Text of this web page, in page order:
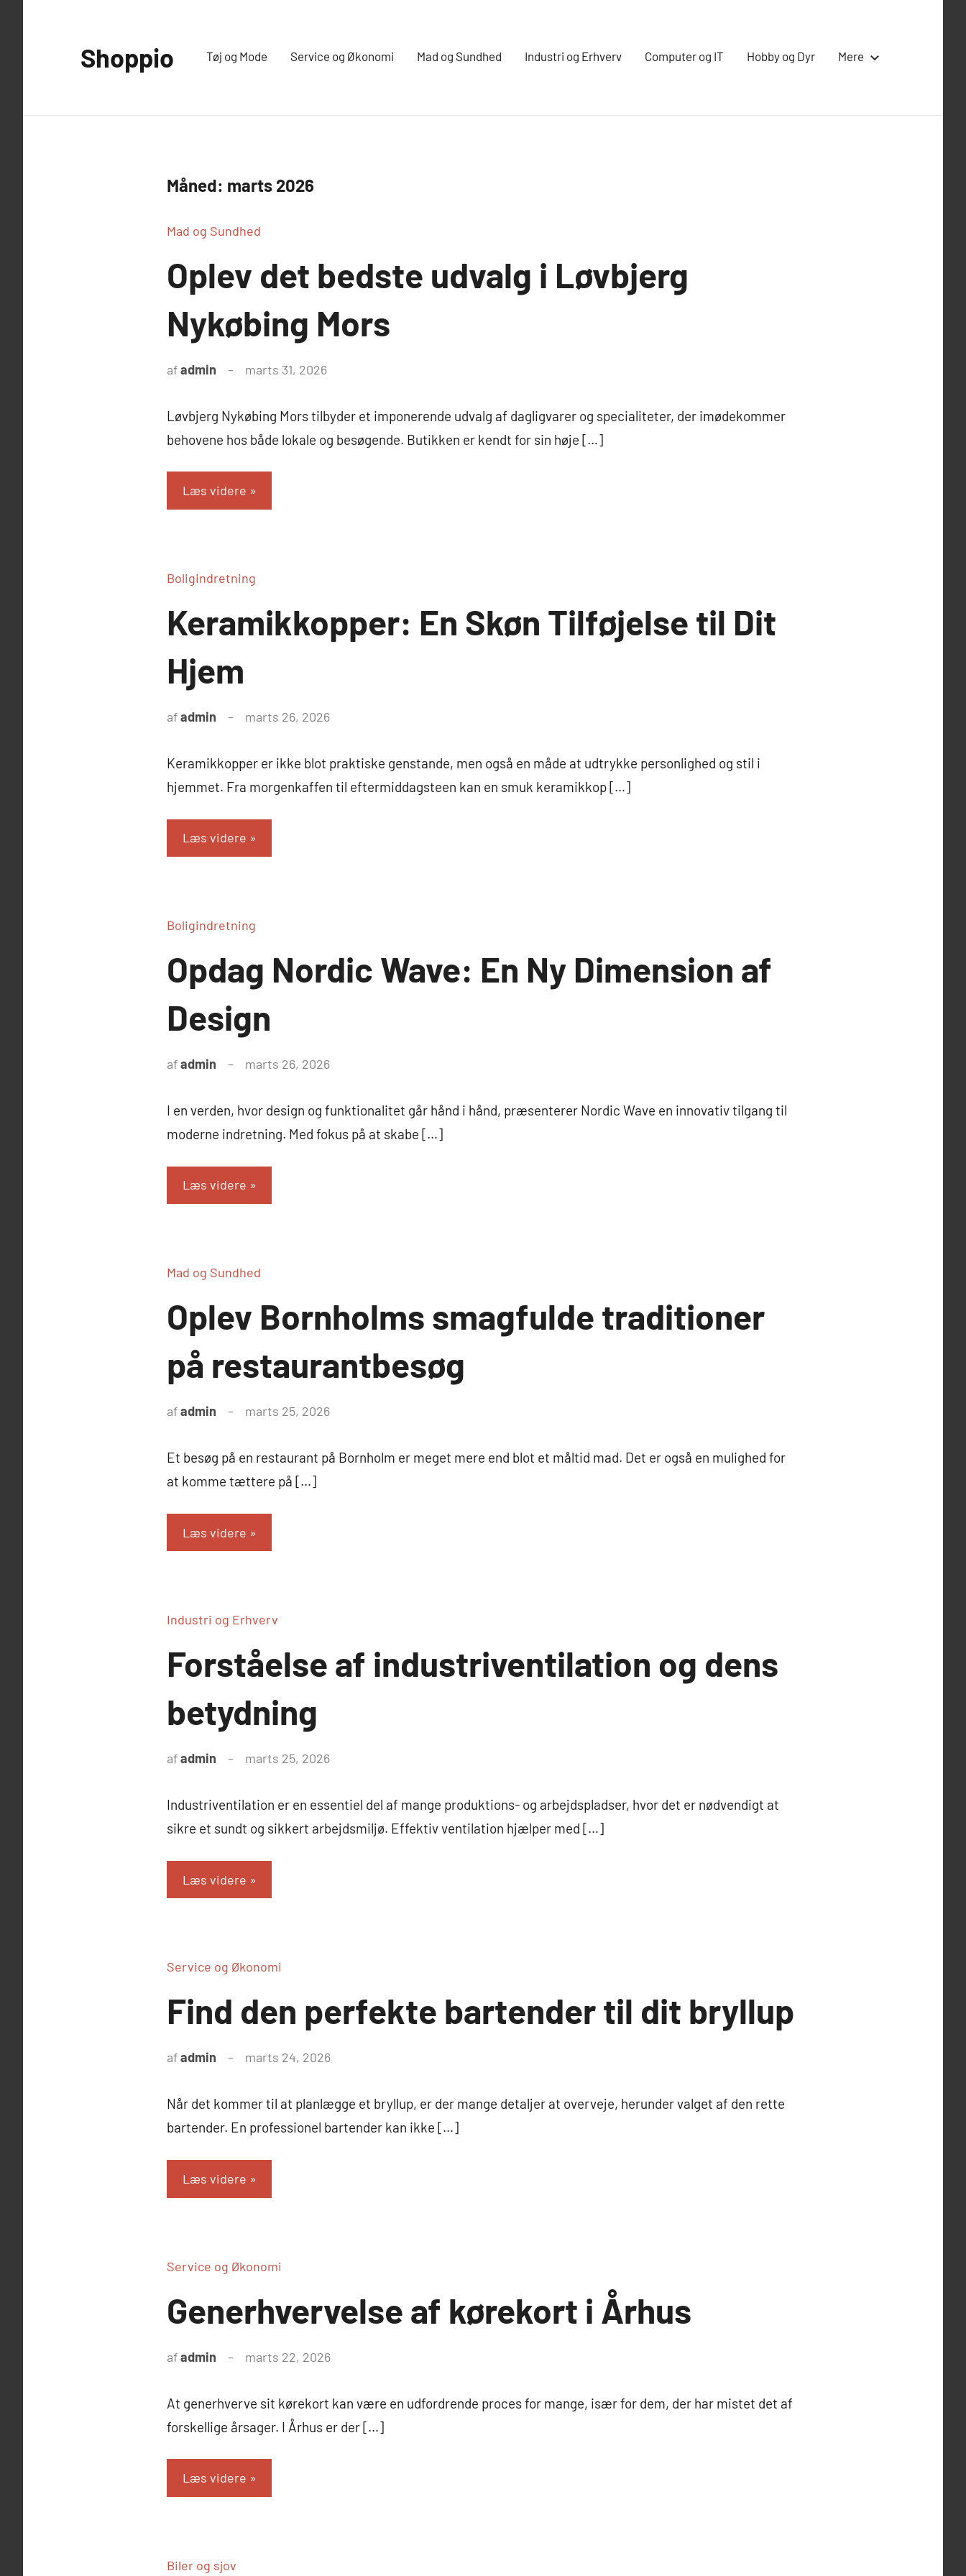
Shoppio
Alt
Tøj og Mode Service og Økonomi Mad og Sundhed Industri og Erhverv Computer og IT Hobby og Dyr Mere
Måned: marts 2026
Mad og Sundhed
Oplev det bedste udvalg i Løvbjerg
Nykøbing Mors
afadmin marts 31, 2026
Løvbjerg Nykøbing Mors tilbyder et imponerende udvalg af dagligvarer og specialiteter, der imødekommer
behovene hos både lokale og besøgende. Butikken er kendt for sin høje […]
Læs videre
Boligindretning
Keramikkopper: En Skøn Tilføjelse til Dit
Hjem
afadmin marts 26, 2026
Keramikkopper er ikke blot praktiske genstande, men også en måde at udtrykke personlighed og stil i
hjemmet. Fra morgenkaffen til eftermiddagsteen kan en smuk keramikkop […]
Læs videre
Boligindretning
Opdag Nordic Wave: En Ny Dimension af
Design
afadmin marts 26, 2026
I en verden, hvor design og funktionalitet går hånd i hånd, præsenterer Nordic Wave en innovativ tilgang til
moderne indretning. Med fokus på at skabe […]
Læs videre
Mad og Sundhed
Oplev Bornholms smagfulde traditioner
på restaurantbesøg
afadmin marts 25, 2026
Et besøg på en restaurant på Bornholm er meget mere end blot et måltid mad. Det er også en mulighed for
at komme tættere på […]
Læs videre
Industri og Erhverv
Forståelse af industriventilation og dens
betydning
afadmin marts 25, 2026
Industriventilation er en essentiel del af mange produktions- og arbejdspladser, hvor det er nødvendigt at
sikre et sundt og sikkert arbejdsmiljø. Effektiv ventilation hjælper med […]
Læs videre
Service og Økonomi
Find den perfekte bartender til dit bryllup
afadmin marts 24, 2026
Når det kommer til at planlægge et bryllup, er der mange detaljer at overveje, herunder valget af den rette
bartender. En professionel bartender kan ikke […]
Læs videre
Service og Økonomi
Generhvervelse af kørekort i Århus
afadmin marts 22, 2026
At generhverve sit kørekort kan være en udfordrende proces for mange, især for dem, der har mistet det af
forskellige årsager. I Århus er der […]
Læs videre
Biler og sjov